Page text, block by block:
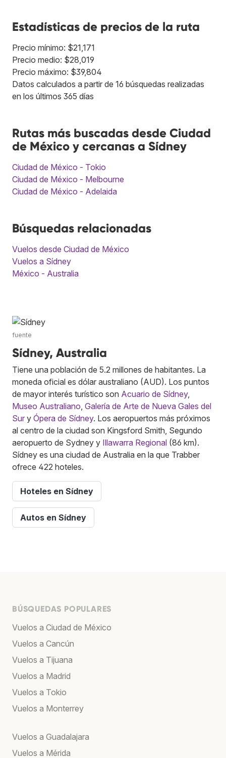
Estadísticas de precios de la ruta
Precio mínimo: $21,171
Precio medio: $28,019
Precio máximo: $39,804
Datos calculados a partir de 16 búsquedas realizadas
en los últimos 365 días
Rutas más buscadas desde Ciudad
de México y cercanas a Sídney
Ciudad de México - Tokio
Ciudad de México - Melbourne
Ciudad de México - Adelaida
Búsquedas relacionadas
Vuelos desde Ciudad de México
Vuelos a Sídney
México - Australia
fuente
Sídney, Australia
Tiene una población de 5.2 millones de habitantes. La
moneda oficial es dólar australiano (AUD). Los puntos
de mayor interés turístico son Acuario de Sídney,
Museo Australiano, Galería de Arte de Nueva Gales del
Sur y Ópera de Sídney. Los aeropuertos más próximos
al centro de la ciudad son Kingsford Smith, Segundo
aeropuerto de Sydney y Illawarra Regional (86 km).
Sídney es una ciudad de Australia en la que Trabber
ofrece 422 hoteles.
Hoteles en Sídney
Autos en Sídney
BÚSQUEDAS POPULARES
Vuelos a Ciudad de México
Vuelos a Cancún
Vuelos a Tijuana
Vuelos a Madrid
Vuelos a Tokio
Vuelos a Monterrey
Vuelos a Guadalajara
Vuelos a Mérida